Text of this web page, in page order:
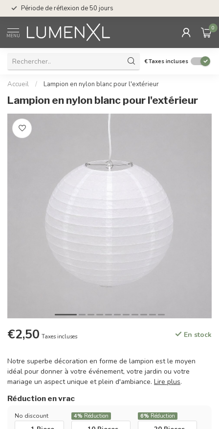
Période de réflexion de 50 jours
MENU
0
€Taxes incluses
Accueil / Lampion en nylon blanc pour l'extérieur
Lampion en nylon blanc pour l'extérieur
€2,50 Taxes incluses En stock
Notre superbe décoration en forme de lampion est le moyen
idéal pour donner à votre événement, votre jardin ou votre
mariage un aspect unique et plein d'ambiance. Lire plus.
Réduction en vrac
No discount 4% Réduction 6% Réduction